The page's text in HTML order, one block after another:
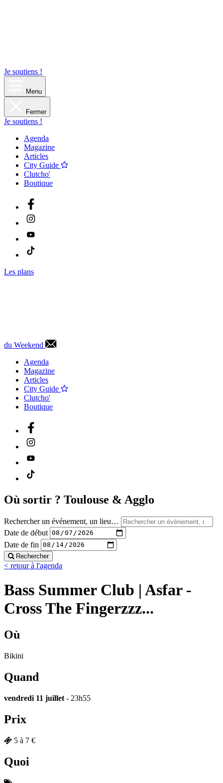
Je soutiens !
Menu
Fermer
Je soutiens !
Agenda
Magazine
Articles
City Guide
Clutcho'
Boutique
Les plans
du Weekend
Agenda
Magazine
Articles
City Guide
Clutcho'
Boutique
Où sortir ? Toulouse & Agglo
Rechercher un événement, un lieu…
Date de début
Date de fin
Rechercher
< retour à l'agenda
Bass Summer Club | Asfar -
Cross The Fingerzzz...
Où
Bikini
Quand
vendredi 11 juillet - 23h55
Prix
5 à 7 €
Quoi